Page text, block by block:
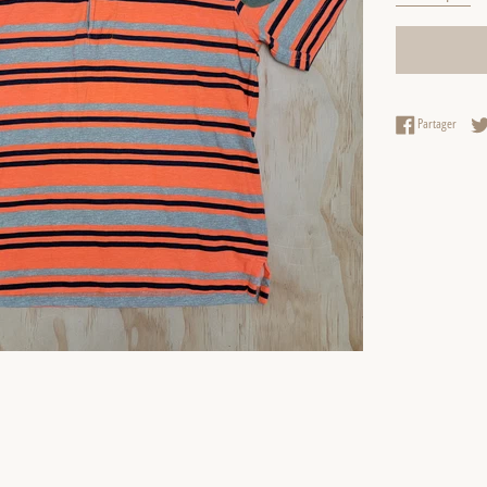
Partager